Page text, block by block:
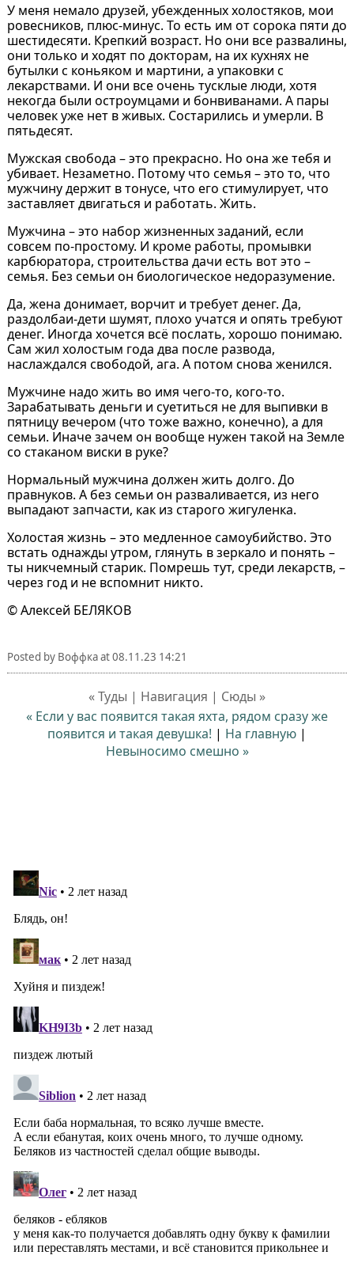
У меня немало друзей, убежденных холостяков, мои
ровесников, плюс-минус. То есть им от сорока пяти до
шестидесяти. Крепкий возраст. Но они все развалины,
они только и ходят по докторам, на их кухнях не
бутылки с коньяком и мартини, а упаковки с
лекарствами. И они все очень тусклые люди, хотя
некогда были остроумцами и бонвиванами. А пары
человек уже нет в живых. Состарились и умерли. В
пятьдесят.
Мужская свобода – это прекрасно. Но она же тебя и
убивает. Незаметно. Потому что семья – это то, что
мужчину держит в тонусе, что его стимулирует, что
заставляет двигаться и работать. Жить.
Мужчина – это набор жизненных заданий, если
совсем по-простому. И кроме работы, промывки
карбюратора, строительства дачи есть вот это –
семья. Без семьи он биологическое недоразумение.
Да, жена донимает, ворчит и требует денег. Да,
раздолбаи-дети шумят, плохо учатся и опять требуют
денег. Иногда хочется всё послать, хорошо понимаю.
Сам жил холостым года два после развода,
наслаждался свободой, ага. А потом снова женился.
Мужчине надо жить во имя чего-то, кого-то.
Зарабатывать деньги и суетиться не для выпивки в
пятницу вечером (что тоже важно, конечно), а для
семьи. Иначе зачем он вообще нужен такой на Земле
со стаканом виски в руке?
Нормальный мужчина должен жить долго. До
правнуков. А без семьи он разваливается, из него
выпадают запчасти, как из старого жигуленка.
Холостая жизнь – это медленное самоубийство. Это
встать однажды утром, глянуть в зеркало и понять –
ты никчемный старик. Помрешь тут, среди лекарств, –
через год и не вспомнит никто.
© Алексей БЕЛЯКОВ
Posted by Воффкаat08.11.23 14:21
« Туды | Навигация | Сюды »
« Если у вас появится такая яхта, рядом сразу же
появится и такая девушка! | На главную |
Невыносимо смешно »